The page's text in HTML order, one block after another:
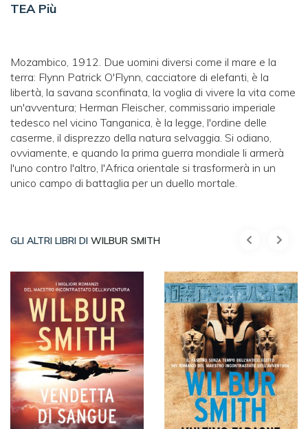
TEA Più
Mozambico, 1912. Due uomini diversi come il mare e la
terra: Flynn Patrick O'Flynn, cacciatore di elefanti, è la
libertà, la savana sconfinata, la voglia di vivere la vita come
un'avventura; Herman Fleischer, commissario imperiale
tedesco nel vicino Tanganica, è la legge, l'ordine delle
caserme, il disprezzo della natura selvaggia. Si odiano,
ovviamente, e quando la prima guerra mondiale li armerà
l'uno contro l'altro, l'Africa orientale si trasformerà in un
unico campo di battaglia per un duello mortale.
GLI ALTRI LIBRI DI WILBUR SMITH